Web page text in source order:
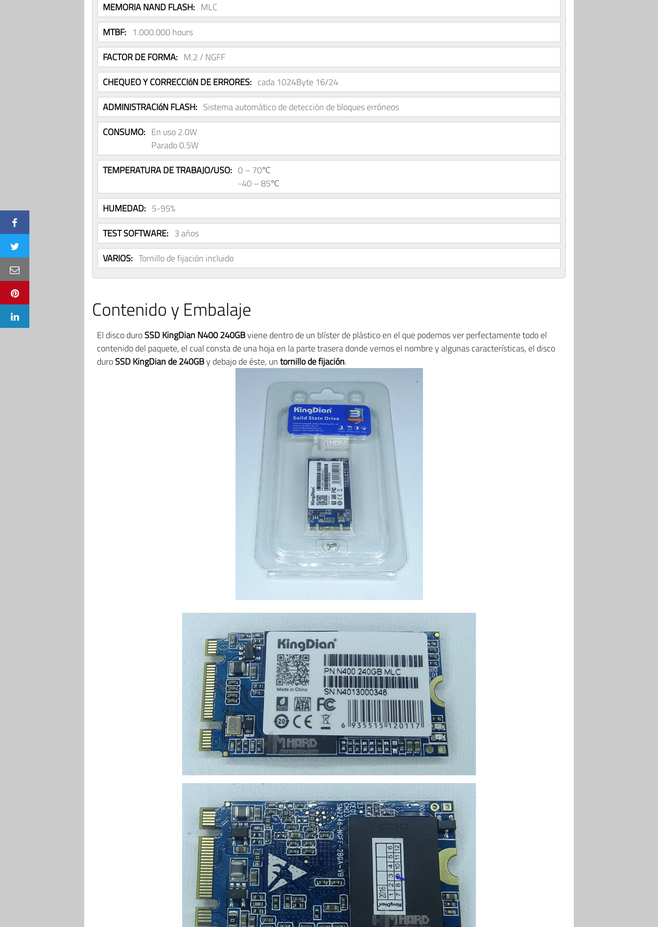
MEMORIA NAND FLASH: MLC
MTBF: 1.000.000 hours
FACTOR DE FORMA: M.2 / NGFF
CHEQUEO Y CORRECCIóN DE ERRORES: cada 1024Byte 16/24
ADMINISTRACIóN FLASH: Sistema automático de detección de bloques erróneos
CONSUMO: En uso 2.0W
Parado 0.5W
TEMPERATURA DE TRABAJO/USO: 0 – 70℃
-40 – 85℃
HUMEDAD: 5-95%
TEST SOFTWARE: 3 años
VARIOS: Tornillo de fijación incluido
Contenido y Embalaje
El disco duroSSD KingDian N400 240GBviene dentro de un blíster de plástico en el que podemos ver perfectamente todo el
contenido del paquete, el cual consta de una hoja en la parte trasera donde vemos el nombre y algunas características, el disco
duroSSD KingDian de 240GBy debajo de éste, untornillo de fijación.